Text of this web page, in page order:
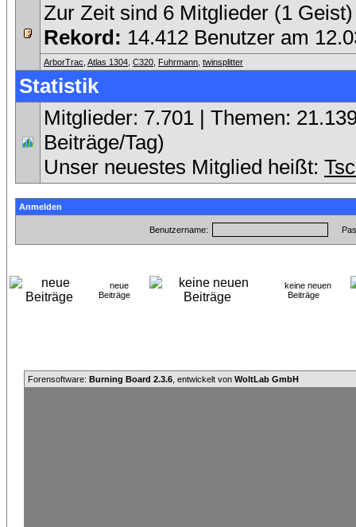
Zur Zeit sind 6 Mitglieder (1
Rekord: 14.412 Benutzer am
ArborTrac Atlas 1304 C320 Fuhrmann twinsplitter
Statistik
Mitglieder: 7.701 | Themen:
Beiträge/Tag)
Unser neuestes Mitglied heißt:
Anmelden
Benutzername:
neue
Beiträge
keine neuen
Beiträge
Forensoftware: Burning Board 2.3.6 , entwickelt von WoltLab GmbH